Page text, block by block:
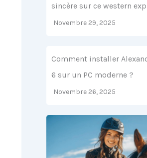
sincère sur ce western
Novembre 29, 2025
Comment installer
6 sur un PC moderne ?
Novembre 26, 2025